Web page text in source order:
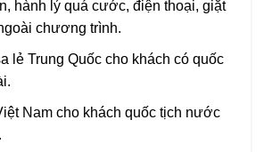
hành lý quá cước, điện thoại, giặt
chương trình.
lẻ Trung Quốc cho khách có quốc
Nam cho khách quốc tịch nước